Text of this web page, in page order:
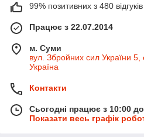
99% позитивних з 480 відгуків
Працює з 22.07.2014
м. Суми
вул. Збройних сил України
Україна
Контакти
Сьогодні працює з 10:00
Показати весь графік